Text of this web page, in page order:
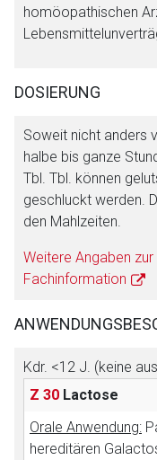
homöopathischen
DOSIERUNG
Soweit nicht anders
halbe bis ganze
Tbl. Tbl. können
geschluckt werden.
den Mahlzeiten.
Weitere Angaben
Fachinformation
Kdr. <12 J. (keine
Z 30 Lactose
Orale Anwendung:
hereditären
Aufruf einer
Der von Ihnen
Seite. Für die Inhalte
Betreiber